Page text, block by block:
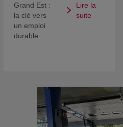
Grand Est :
la clé vers
un emploi
durable
Lire la
suite